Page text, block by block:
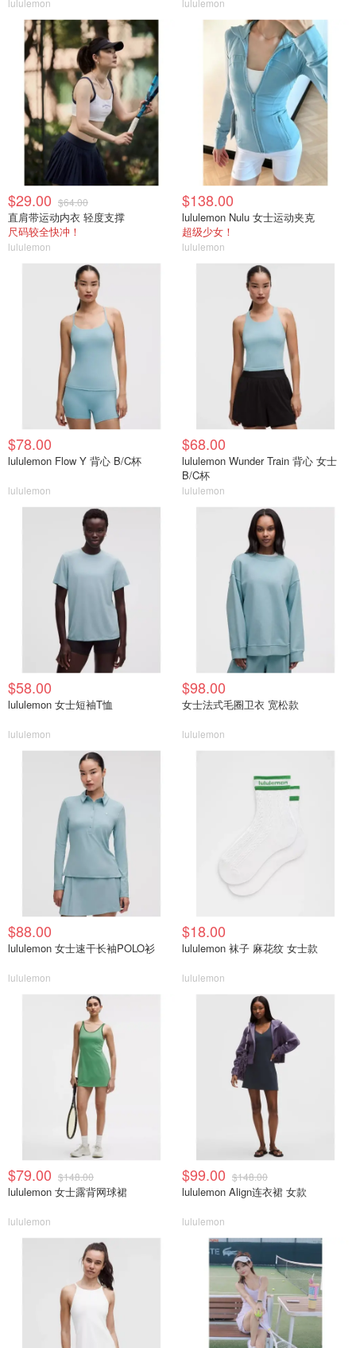
lululemon lululemon
$29.00 $64.00
直肩带运动内衣 轻度支撑
尺码较全快冲！
lululemon
$138.00
lululemon Nulu 女士运动夹克
超级少女！
lululemon
$78.00
lululemon Flow Y 背心 B/C杯
lululemon
$68.00
lululemon Wunder Train 背心 女士
B/C杯
lululemon
$58.00
lululemon 女士短袖T恤
lululemon
$98.00
女士法式毛圈卫衣 宽松款
lululemon
$88.00
lululemon 女士速干长袖POLO衫
lululemon
$18.00
lululemon 袜子 麻花纹 女士款
lululemon
$79.00 $148.00
lululemon 女士露背网球裙
lululemon
$99.00 $148.00
lululemon Align连衣裙 女款
lululemon